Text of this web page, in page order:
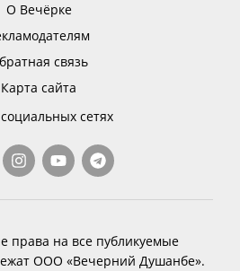
О Вечёрке
связь
Карта сайта
сетях
права на все публикуемые
ООО «Вечерний Душанбе».